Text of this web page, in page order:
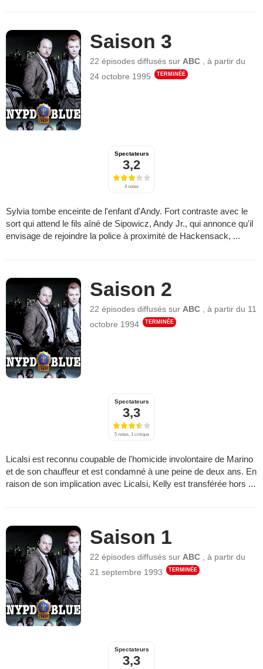
Saison 3
22 épisodes diffusés sur ABC ,à partir du
24 octobre 1995
TERMINÉE
Spectateurs
3,2
4 notes
Sylvia tombe enceinte de l'enfant d'Andy. Fort contraste avec le
sort qui attend le fils aîné de Sipowicz, Andy Jr., qui annonce qu'il
envisage de rejoindre la police à proximité de Hackensack, ...
Saison 2
22 épisodes diffusés sur ABC ,à partir du 11
octobre 1994
TERMINÉE
Spectateurs
3,3
5 notes, 1 critique
Licalsi est reconnu coupable de l'homicide involontaire de Marino
et de son chauffeur et est condamné à une peine de deux ans. En
raison de son implication avec Licalsi, Kelly est transférée hors ...
Saison 1
22 épisodes diffusés sur ABC ,à partir du
21 septembre 1993
TERMINÉE
Spectateurs
3,3